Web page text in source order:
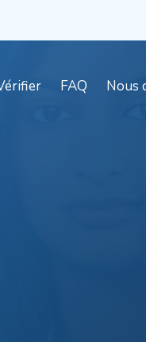
FAQ Nous